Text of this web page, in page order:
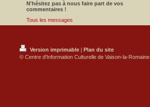
N'hésitez pas à nous faire part de vos
commentaires !
Tous les messages
Version imprimable | Plan du site
© Centre d'Information Culturelle de Vaison-la-Romaine